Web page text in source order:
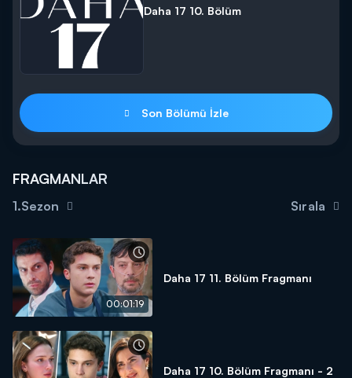
Pastel Film imzası taşıyan, yapımcılığını Yaşar İrvül ve Efe
İrvül’ün üstlendiği Daha 17, Pazar 20.00'da Kanal D'de!
Daha 17 10. Bölüm
Son Bölümü İzle
FRAGMANLAR
1.Sezon Sırala
00:01:19
Daha 17 11. Bölüm Fragmanı
Daha 17 10. Bölüm Fragmanı - 2